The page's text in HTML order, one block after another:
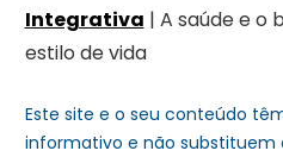
Integrativa | A saúde e
estilo de vida
Este site e o seu conteúdo
informativo e não